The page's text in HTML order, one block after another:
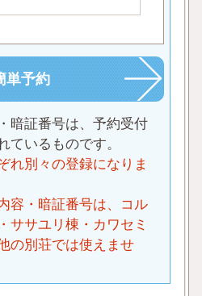
暗証番号は、予約受付
ているものです。
れ別々の登録になりま
容・暗証番号は、コル
ササユリ棟・カワセミ
の別荘では使えませ